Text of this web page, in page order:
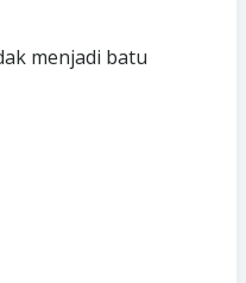
menjadi batu